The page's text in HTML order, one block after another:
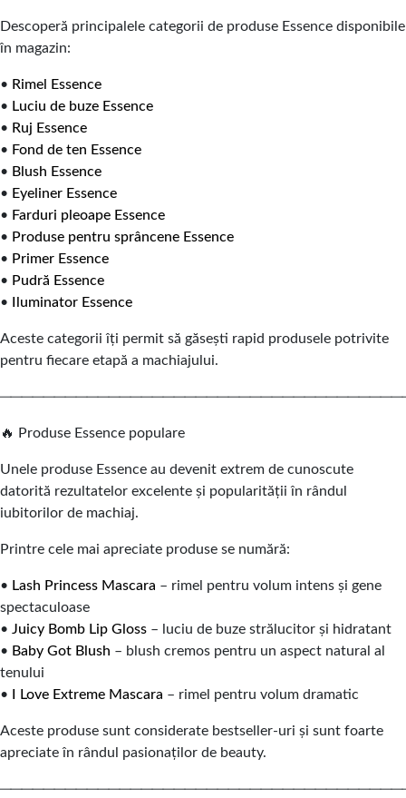
Descoperă principalele categorii de produse Essence disponibile
în magazin:
• Rimel Essence
• Luciu de buze Essence
• Ruj Essence
• Fond de ten Essence
• Blush Essence
• Eyeliner Essence
• Farduri pleoape Essence
• Produse pentru sprâncene Essence
• Primer Essence
• Pudră Essence
•
Iluminator Essence
Aceste categorii îți permit să găsești rapid produsele potrivite
pentru fiecare etapă a machiajului.
🔥 Produse Essence populare
Unele produse Essence au devenit extrem de cunoscute
datorită rezultatelor excelente și popularității în rândul
iubitorilor de machiaj.
Printre cele mai apreciate produse se numără:
• Lash Princess Mascara – rimel pentru volum intens și gene
spectaculoase
• Juicy Bomb Lip Gloss – luciu de buze strălucitor și hidratant
• Baby Got Blush – blush cremos pentru un aspect natural al
tenului
•
I Love Extreme Mascara – rimel pentru volum dramatic
Aceste produse sunt considerate bestseller-uri și sunt foarte
apreciate în rândul pasionaților de beauty.